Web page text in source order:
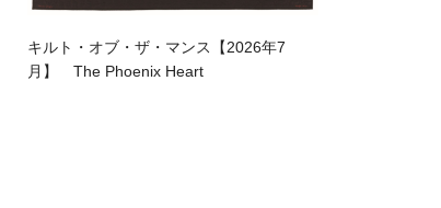
キルト・オブ・ザ・マンス【2026年7
月】 The Phoenix Heart